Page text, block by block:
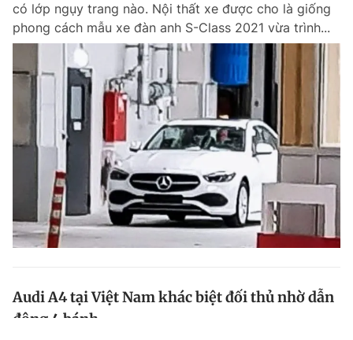
có lớp ngụy trang nào. Nội thất xe được cho là giống
phong cách mẫu xe đàn anh S-Class 2021 vừa trình...
Audi A4 tại Việt Nam khác biệt đối thủ nhờ dẫn
động 4 bánh